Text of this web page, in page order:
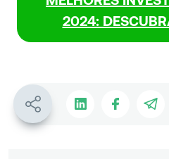
2024: